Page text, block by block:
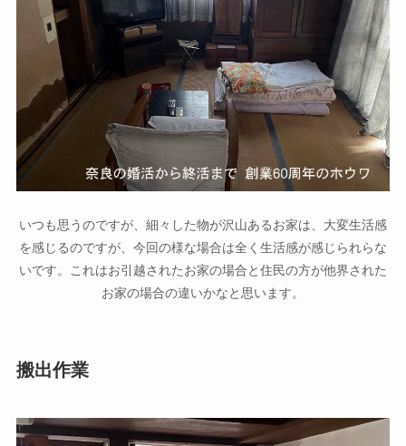
いつも思うのですが、細々した物が沢山あるお家は、大変生活感
を感じるのですが、今回の様な場合は全く生活感が感じられらな
いです。これはお引越されたお家の場合と住民の方が他界された
お家の場合の違いかなと思います。
搬出作業